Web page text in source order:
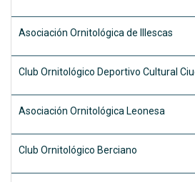
Asociación Ornitológica de Illescas
Club Ornitológico Deportivo Cultural
Asociación Ornitológica Leonesa
Club Ornitológico Berciano